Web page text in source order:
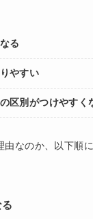
る
やすい
区別がつけやすく
由なのか、以下順